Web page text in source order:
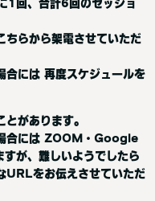
1回、合計6回のセッショ
ちらから架電させていただ
合には 再度スケジュールを
とがあります。
合には ZOOM・Google
が、難しいようでしたら
URLをお伝えさせていただ